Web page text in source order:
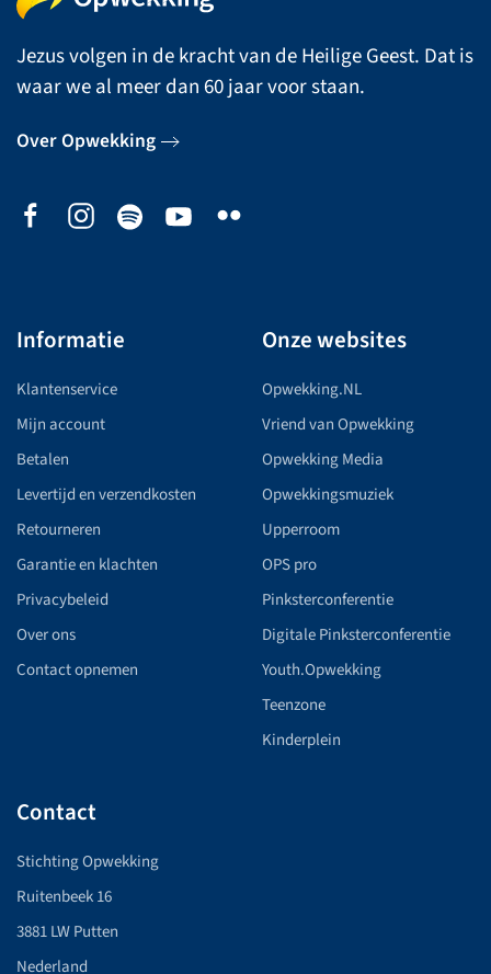
Jezus volgen in de kracht van de Heilige Geest. Dat is
waar we al meer dan 60 jaar voor staan.
Over Opwekking
Informatie
Klantenservice
Mijn account
Betalen
Levertijd en verzendkosten
Retourneren
Garantie en klachten
Privacybeleid
Over ons
Contact opnemen
Onze websites
Opwekking.NL
Vriend van Opwekking
Opwekking Media
Opwekkingsmuziek
Upperroom
OPS pro
Pinksterconferentie
Digitale Pinksterconferentie
Youth.Opwekking
Teenzone
Kinderplein
Contact
Stichting Opwekking
Ruitenbeek 16
3881 LW Putten
Nederland